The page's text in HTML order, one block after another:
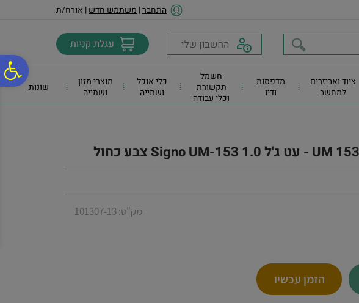
נגישות
אתר
המרכזי
התחבר| משתמש חדש| אורח/ת
ציוד ואביזרים
למחשב
מדפסות
ודיו
חשמל
תקשורת
וכלי עבודה
כלי אוכל
ושתייה
מוצרי מזון
ושתייה
שונות
מק"ט: 101307-13
הזמן עכשיו